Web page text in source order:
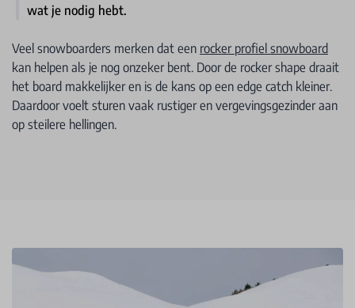
wat je nodig hebt.
Veel snowboarders merken dat een rocker profiel snowboard
kan helpen als je nog onzeker bent. Door de rocker shape draait
het board makkelijker en is de kans op een edge catch kleiner.
Daardoor voelt sturen vaak rustiger en vergevingsgezinder aan
op steilere hellingen.